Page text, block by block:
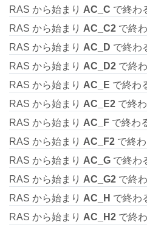
RAS から始まり AC_C で終わ
RAS から始まり AC_C2 で終
RAS から始まり AC_D で終わ
RAS から始まり AC_D2 で終
RAS から始まり AC_E で終わ
RAS から始まり AC_E2 で終
RAS から始まり AC_F で終わ
RAS から始まり AC_F2 で終
RAS から始まり AC_G で終わ
RAS から始まり AC_G2 で終
RAS から始まり AC_H で終わ
RAS から始まり AC_H2 で終